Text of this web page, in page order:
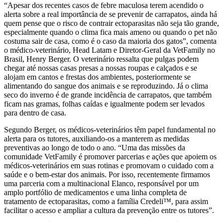
“Apesar dos recentes casos de febre maculosa terem acendido o
alerta sobre a real importância de se prevenir de carrapatos, ainda há
quem pense que o risco de contrair ectoparasitas não seja tão grande,
especialmente quando o clima fica mais ameno ou quando o pet não
costuma sair de casa, como é o caso da maioria dos gatos”, comenta
o médico-veterinário, Head Latam e Diretor-Geral da VetFamily no
Brasil, Henry Berger. O veterinário ressalta que pulgas podem
chegar até nossas casas presas a nossas roupas e calçados e se
alojam em cantos e frestas dos ambientes, posteriormente se
alimentando do sangue dos animais e se reproduzindo. Já o clima
seco do inverno é de grande incidência de carrapatos, que também
ficam nas gramas, folhas caídas e igualmente podem ser levados
para dentro de casa.
Segundo Berger, os médicos-veterinários têm papel fundamental no
alerta para os tutores, auxiliando-os a manterem as medidas
preventivas ao longo de todo o ano. “Uma das missões da
comunidade VetFamily é promover parcerias e ações que apoiem os
médicos-veterinários em suas rotinas e promovam o cuidado com a
saúde e o bem-estar dos animais. Por isso, recentemente firmamos
uma parceria com a multinacional Elanco, responsável por um
amplo portfólio de medicamentos e uma linha completa de
tratamento de ectoparasitas, como a família Credeli™, para assim
facilitar o acesso e ampliar a cultura da prevenção entre os tutores”.